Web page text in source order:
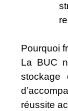
Pourquoi
La BUC
stockage
réussite